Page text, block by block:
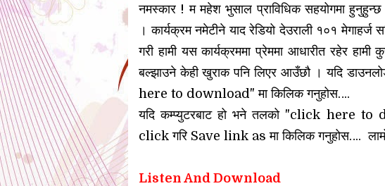
नमस्कार ! म महेश भुसाल प्राविधिक सहयोगमा
। कार्यक्रम नमेटीने याद रेडियो देउराली १०१ मेगाहर्ज
गरी हामी यस कार्यक्रममा प्रेममा आधारीत रहेर हामी
बल्झाउने केही खुराक पनि लिएर आउँछौ । यदि
here to download" मा किलिक गनुहोस….
यदि कम्प्युटरबाट हो भने तलको "click here
click गरि Save link as माकिलिक गनुहोस….
Listen And Download